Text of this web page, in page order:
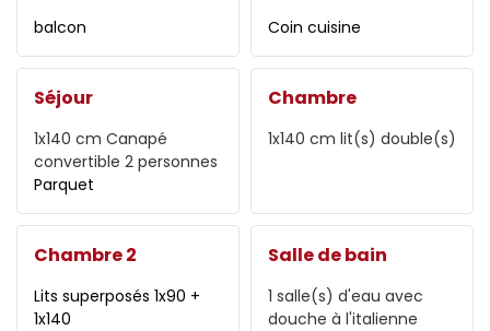
balcon Coin cuisine
Séjour
1x140 cm Canapé
convertible 2 personnes
Parquet
Chambre
1x140 cm lit(s) double(s)
Chambre 2
Lits superposés 1x90 +
1x140
Salle de bain
1 salle(s) d'eau avec
douche à l'italienne